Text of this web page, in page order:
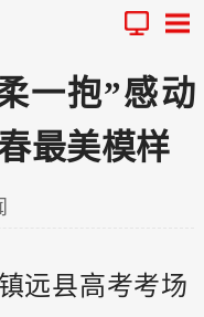
一抱”感动
最美模样
远县高考考场